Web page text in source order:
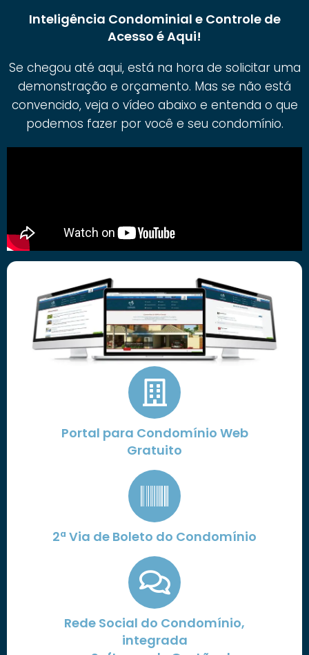
Inteligência Condominial e Controle de
Acesso é Aqui!
Se chegou até aqui, está na hora de solicitar uma
demonstração e orçamento. Mas se não está
convencido, veja o vídeo abaixo e entenda o que
podemos fazer por você e seu condomínio.
Portal para Condomínio Web
Gratuito
2ª Via de Boleto do Condomínio
Rede Social do Condomínio,
integrada